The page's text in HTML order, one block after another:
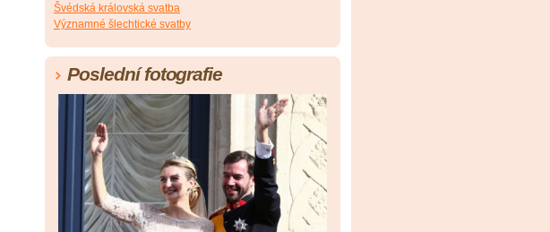
Švédská královská svatba
Významné šlechtické svatby
Poslední fotografie